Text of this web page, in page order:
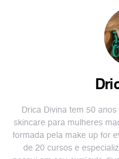
Drica Divina tem 50
skincare para mulheres
formada pela make up for
de 20 cursos e